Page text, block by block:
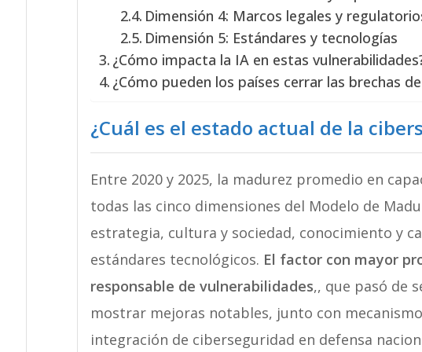
Dimensión 4: Marcos legales y
Dimensión 5: Estándares y tecnologías
¿Cómo impacta la IA en estas
¿Cómo pueden los países cerrar las brechas
¿Cuál es el estado actual de la
Entre 2020 y 2025, la madurez promedio en
todas las cinco dimensiones del Modelo de
estrategia, cultura y sociedad, conocimiento y
estándares tecnológicos. El factor con mayor
responsable de vulnerabilidades,, que pasó de
mostrar mejoras notables, junto con
integración de ciberseguridad en defensa